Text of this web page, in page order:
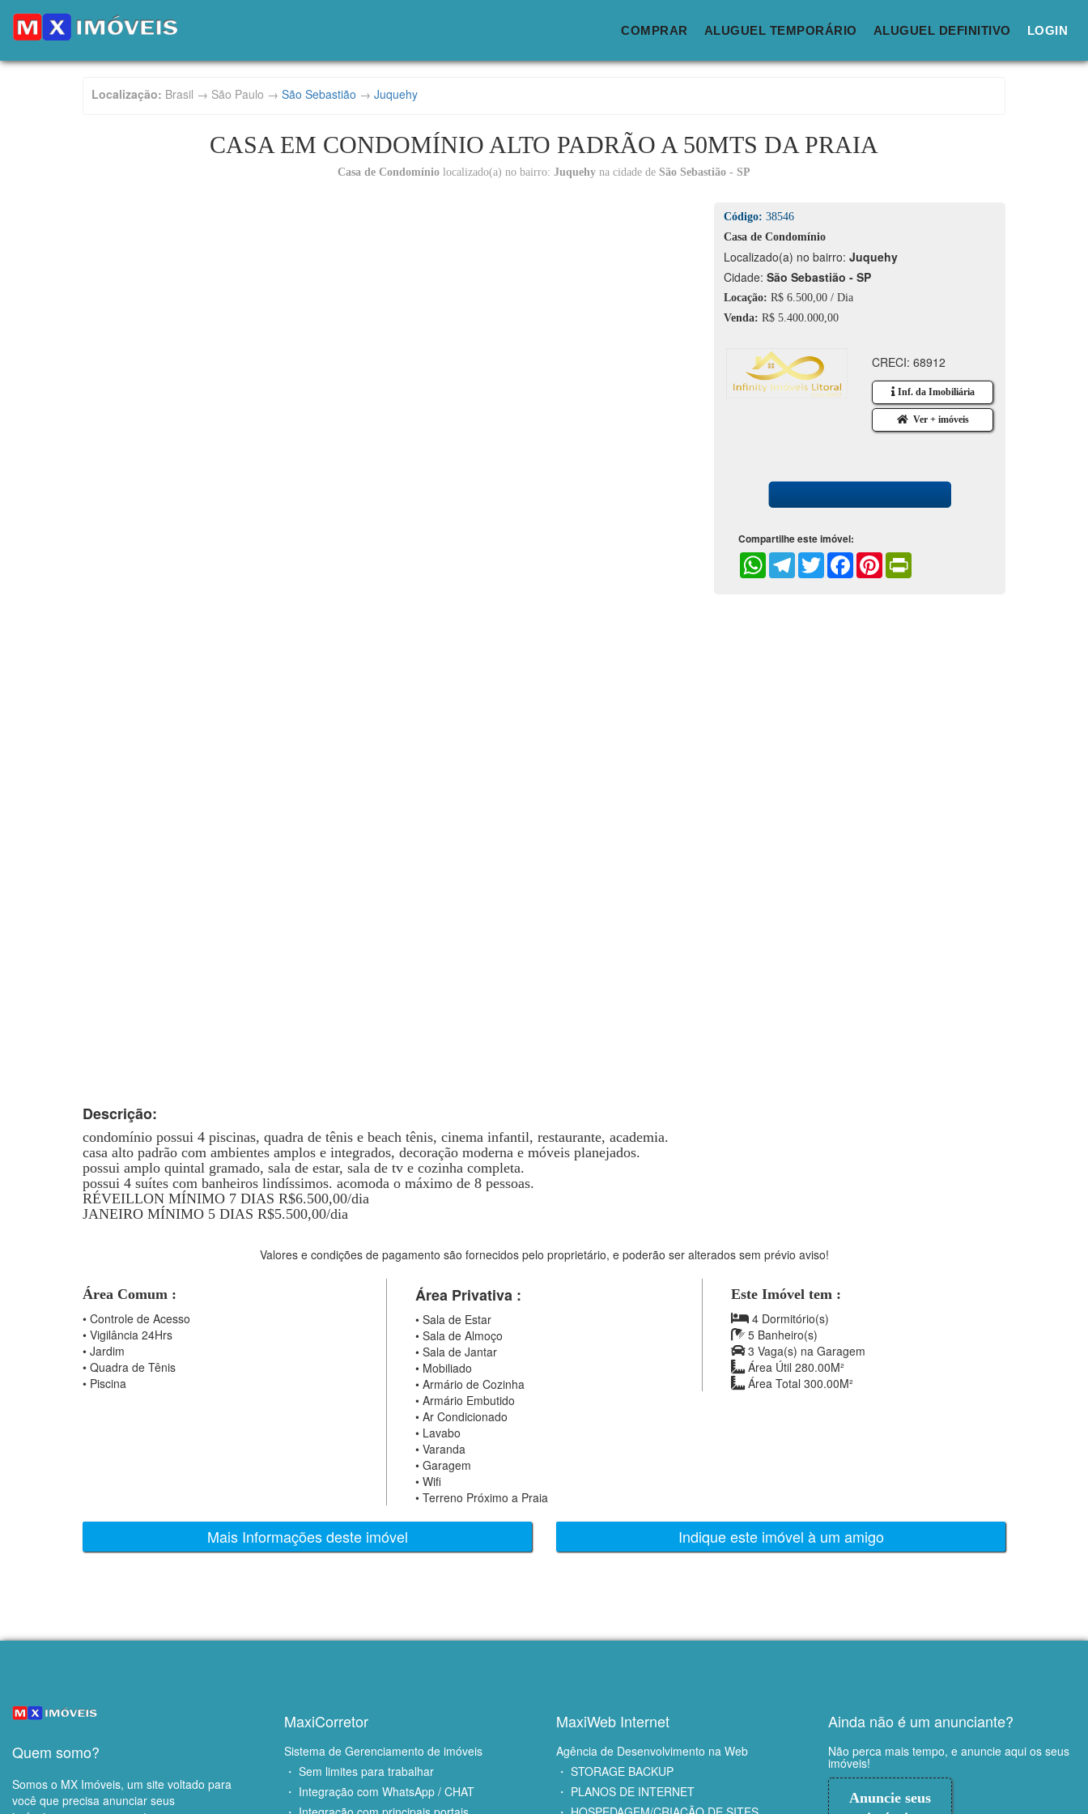
COMPRAR ALUGUEL TEMPORÁRIO ALUGUEL DEFINITIVO LOGIN
Localização: Brasil → São Paulo → São Sebastião → Juquehy
CASA EM CONDOMÍNIO ALTO PADRÃO A 50MTS DA PRAIA
Casa de Condomínio localizado(a) no bairro: Juquehy na cidade de São Sebastião - SP
Código: 38546
Casa de Condomínio
Localizado(a) no bairro: Juquehy
Cidade: São Sebastião - SP
Locação: R$ 6.500,00 / Dia
Venda: R$ 5.400.000,00
CRECI: 68912
Inf. da Imobiliária
Ver + imóveis
Compartilhe este imóvel:
WhatsAppTelegramTwitterFacebookPinterest
Descrição:
condomínio possui 4 piscinas, quadra de tênis e beach tênis, cinema infantil, restaurante, academia.
casa alto padrão com ambientes amplos e integrados, decoração moderna e móveis planejados.
possui amplo quintal gramado, sala de estar, sala de tv e cozinha completa.
possui 4 suítes com banheiros lindíssimos. acomoda o máximo de 8 pessoas.
RÉVEILLON MÍNIMO 7 DIAS R$6.500,00/dia
JANEIRO MÍNIMO 5 DIAS R$5.500,00/dia
Valores e condições de pagamento são fornecidos pelo proprietário, e poderão ser alterados sem prévio aviso!
Área Comum :
• Controle de Acesso
• Vigilância 24Hrs
• Jardim
• Quadra de Tênis
• Piscina
Área Privativa :
• Sala de Estar
• Sala de Almoço
• Sala de Jantar
• Mobiliado
• Armário de Cozinha
• Armário Embutido
• Ar Condicionado
• Lavabo
• Varanda
• Garagem
• Wifi
• Terreno Próximo a Praia
Este Imóvel tem :
4 Dormitório(s)
5 Banheiro(s)
3 Vaga(s) na Garagem
Área Útil 280.00M²
Área Total 300.00M²
Mais Informações deste imóvel Indique este imóvel à um amigo
Quem somo?
Somos o MX Imóveis, um site voltado para
você que precisa anunciar seus
MaxiCorretor
Sistema de Gerenciamento de imóveis
・ Sem limites para trabalhar
・ Integração com WhatsApp / CHAT
MaxiWeb Internet
Agência de Desenvolvimento na Web
・ STORAGE BACKUP
・ PLANOS DE INTERNET
Ainda não é um anunciante?
Não perca mais tempo, e anuncie aqui os seus
imóveis!
Anuncie seus